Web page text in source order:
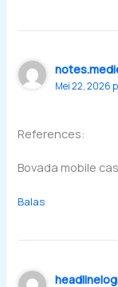
Mei 22, 2026
References:
Bovada mobile
Balas